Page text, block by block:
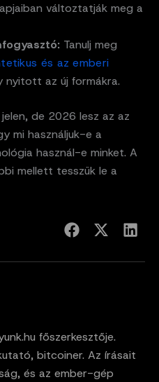
változtatják meg a
Tanulj meg
és az emberi
nyitott az új formákra.
de 2026 lesz az az
mi használjuk-e a
használ-e minket. A
mellett tesszük le a
főszerkesztője.
bitcoiner. Az írásait
és az ember-gép